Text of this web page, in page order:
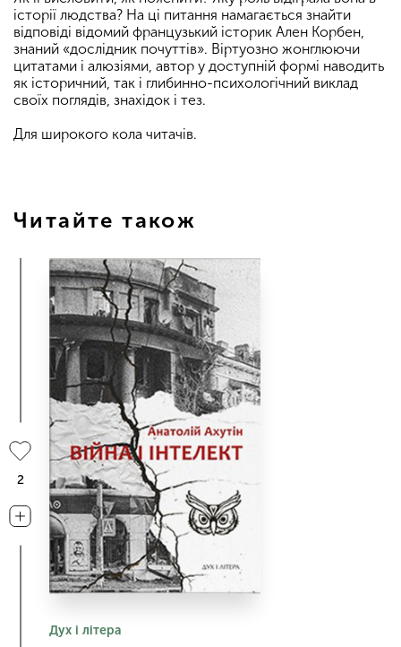
історії людства? На ці питання намагається знайти
відповіді відомий французький історик Ален Корбен,
знаний «дослідник почуттів». Віртуозно жонглюючи
цитатами і алюзіями, автор у доступній формі наводить
як історичний, так і глибинно-психологічний виклад
своїх поглядів, знахідок і тез.
Для широкого кола читачів.
Читайте також
Дух і літера
2